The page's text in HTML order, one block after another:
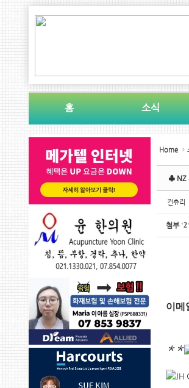
홈 소식
Home
♣ NZ
컨츄리
첨부 '2'
이메
**
Sketchbook5, 스케치북5
Sketchbook5, 스케치
Sketchbook5, 스케치북5
Sketchbook5, 스케치